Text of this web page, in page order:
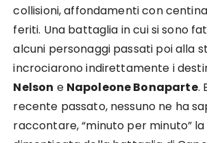
collisioni, affondamenti con
feriti. Una battaglia in cui si sono
alcuni personaggi passati poi alla
incrociarono indirettamente i
Nelson e Napoleone Bonaparte.
recente passato, nessuno ne ha
raccontare, “minuto per minuto”